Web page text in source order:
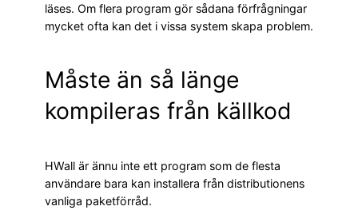
läses. Om flera program gör sådana förfrågningar
mycket ofta kan det i vissa system skapa problem.
Måste än så länge
kompileras från källkod
HWall är ännu inte ett program som de flesta
användare bara kan installera från distributionens
vanliga paketförråd.